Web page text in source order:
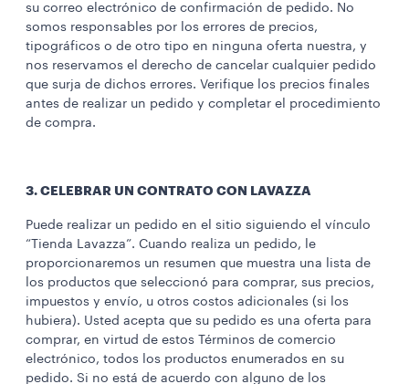
su correo electrónico de confirmación de pedido. No
somos responsables por los errores de precios,
tipográficos o de otro tipo en ninguna oferta nuestra, y
nos reservamos el derecho de cancelar cualquier pedido
que surja de dichos errores. Verifique los precios finales
antes de realizar un pedido y completar el procedimiento
de compra.
3. CELEBRAR UN CONTRATO CON LAVAZZA
Puede realizar un pedido en el sitio siguiendo el vínculo
“Tienda Lavazza”. Cuando realiza un pedido, le
proporcionaremos un resumen que muestra una lista de
los productos que seleccionó para comprar, sus precios,
impuestos y envío, u otros costos adicionales (si los
hubiera). Usted acepta que su pedido es una oferta para
comprar, en virtud de estos Términos de comercio
electrónico, todos los productos enumerados en su
pedido. Si no está de acuerdo con alguno de los